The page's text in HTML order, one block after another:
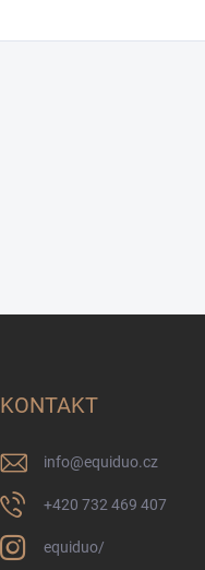
KONTAKT
info@equiduo.cz
+420 732 469 407
equiduo/